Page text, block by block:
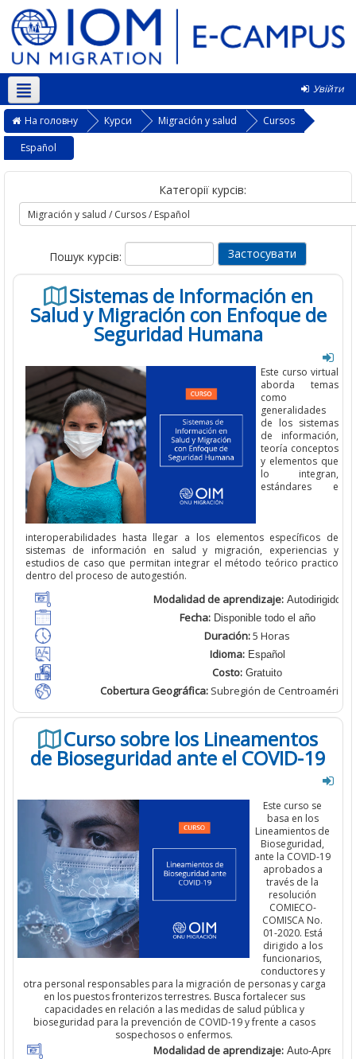
Увійти
Українська ‎(uk)‎
На головну Курси Migración y salud
Cursos
Español
Категорії курсів:
Пошук курсів:
Sistemas de Información en
Salud y Migración con Enfoque de
Seguridad Humana
Este curso virtual
aborda temas
como
generalidades
de los sistemas
de información,
teoría conceptos
y elementos que
lo integran,
estándares e
interoperabilidades hasta llegar a los elementos específicos de
sistemas de información en salud y migración, experiencias y
estudios de caso que permitan integrar el método teórico practico
dentro del proceso de autogestión.
Modalidad de aprendizaje: Autodirigido
Fecha:Disponible todo el año
Duración:5 Horas
Idioma:Español
Costo: Gratuito
Cobertura Geográfica: Subregión de Centroamérica
Curso sobre los Lineamentos
de Bioseguridad ante el COVID-19
Este curso se
basa en los
Lineamientos de
Bioseguridad,
ante la COVID-19
aprobados a
través de la
resolución
COMIECO-
COMISCA No.
01-2020. Está
dirigido a los
funcionarios,
conductores y
otra personal responsables para la migración de personas y carga
en los puestos fronterizos terrestres. Busca fortalecer sus
capacidades en relación a las medidas de salud pública y
bioseguridad para la prevención de COVID-19 y frente a casos
sospechosos o enfermos.
Modalidad de aprendizaje: Auto-